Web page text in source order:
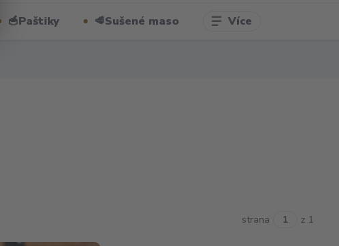
🥣Paštiky 🥩Sušené maso Více
strana z 1